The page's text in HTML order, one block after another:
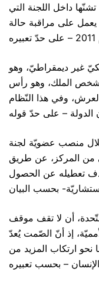
داخل اللجنة التي
يعمل على مراقبة حالة
غير ديمقراطيّ، وهو
الملك، وهو رأس
وفي هذا النّظام
منصب عضويّة لجنة
من المركز، عن طريق
تعطيله عن الحصول
أن لا تقف موقف
إذ أنّ الصّمت يُعدّ
نحو ارتكاب المزيد من